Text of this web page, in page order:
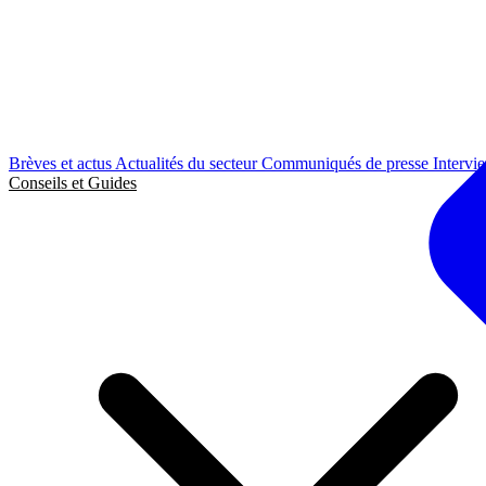
Brèves et actus Actualités du secteurCommuniqués de presse
Conseils et Guides